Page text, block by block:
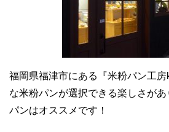
福岡県福津市にある『米粉パン工
な米粉パンが選択できる楽しさが
パンはオススメです！